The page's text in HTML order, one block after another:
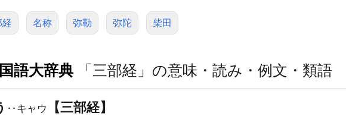
経 名称 弥勒 弥陀 柴田
語大辞典 「三部経」の意味・読み・例文・類語
‥キャウ 【三部経】